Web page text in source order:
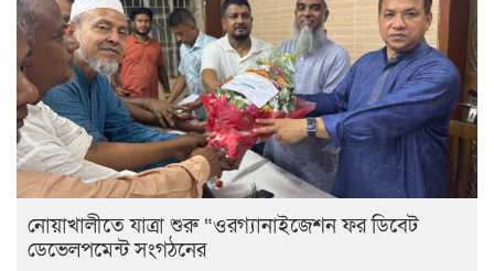
নোয়াখালীতে যাত্রা শুরু “ওরগ্যানাইজেশন ফর ডিবেট
ডেভেলপমেন্ট সংগঠনের